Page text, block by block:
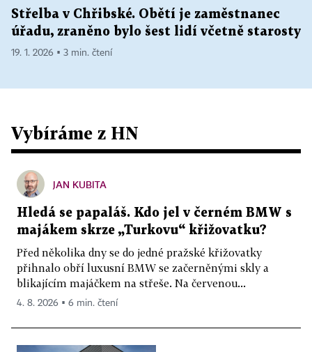
Střelba v Chřibské. Obětí je zaměstnanec
úřadu, zraněno bylo šest lidí včetně starosty
19. 1. 2026 ▪ 3 min. čtení
Vybíráme z HN
JAN KUBITA
Hledá se papaláš. Kdo jel v černém BMW s
majákem skrze „Turkovu“ křižovatku?
Před několika dny se do jedné pražské křižovatky
přihnalo obří luxusní BMW se začerněnými skly a
blikajícím majáčkem na střeše. Na červenou...
4. 8. 2026 ▪ 6 min. čtení